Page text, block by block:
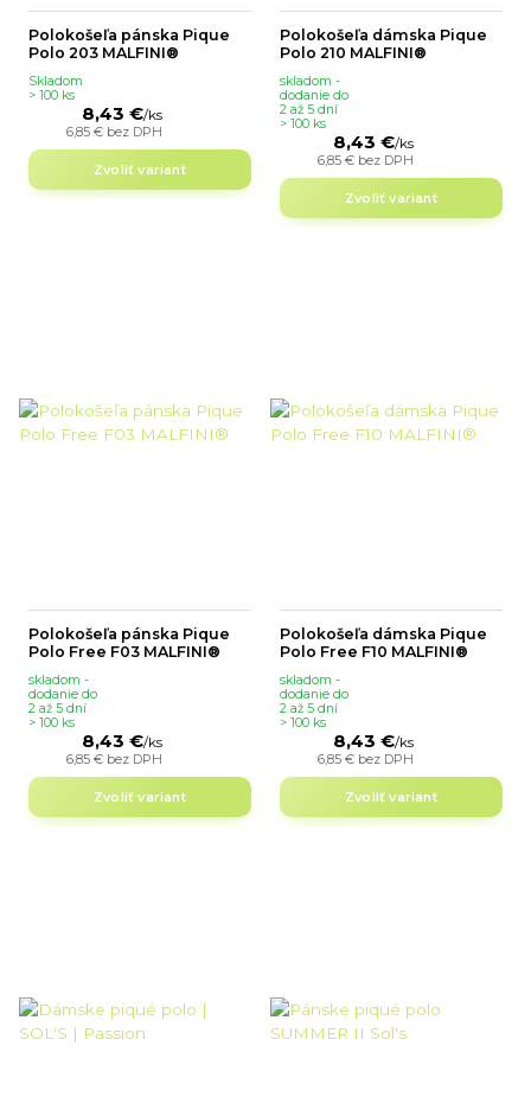
Polokošeľa pánska Pique
Polo 203 MALFINI®
8,43 €/ks
6,85 € bez DPH
Skladom
> 100 ks
Zvoliť variant
Polokošeľa dámska Pique
Polo 210 MALFINI®
8,43 €/ks
6,85 € bez DPH
skladom -
dodanie do
2 až 5 dní
> 100 ks
Zvoliť variant
Polokošeľa pánska Pique
Polo Free F03 MALFINI®
8,43 €/ks
6,85 € bez DPH
skladom -
dodanie do
2 až 5 dní
> 100 ks
Zvoliť variant
Polokošeľa dámska Pique
Polo Free F10 MALFINI®
8,43 €/ks
6,85 € bez DPH
skladom -
dodanie do
2 až 5 dní
> 100 ks
Zvoliť variant